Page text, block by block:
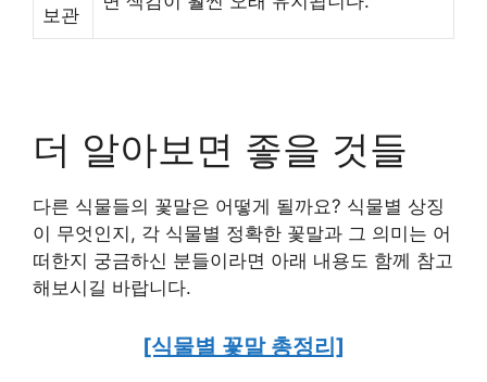
보관
더 알아보면 좋을 것들
다른 식물들의 꽃말은 어떻게 될까요? 식물별 상징
이 무엇인지, 각 식물별 정확한 꽃말과 그 의미는 어
떠한지 궁금하신 분들이라면 아래 내용도 함께 참고
해보시길 바랍니다.
[식물별 꽃말 총정리]